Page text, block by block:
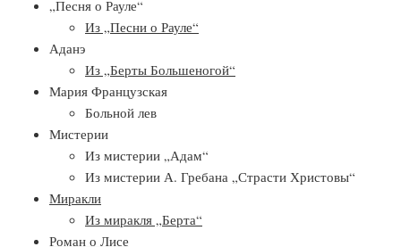
„Песня о Рауле“
Из „Песни о Рауле“
Аданэ
Из „Берты Большеногой“
Мария Французская
Больной лев
Мистерии
Из мистерии „Адам“
Из мистерии А. Гребана „Страсти Христовы“
Миракли
Из миракля „Берта“
Роман о Лисе